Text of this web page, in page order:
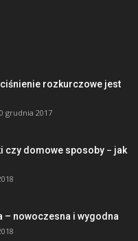
rozkurczowe jest
grudnia 2017
czy domowe sposoby − jak
– nowoczesna i wygodna